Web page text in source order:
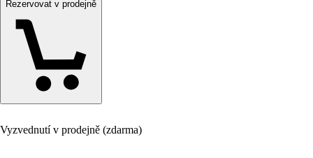
Rezervovat v prodejně
Vyzvednutí v prodejně (zdarma)